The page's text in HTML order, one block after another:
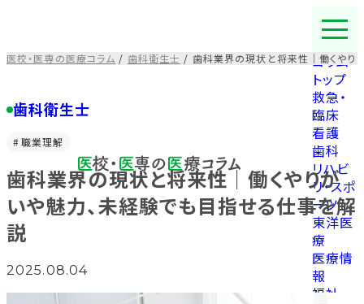
テ
ン
を
ス
キ
プ
す
る
コラム
トップ
救急・
臨床
看護
歯科
リハビ
リ・スポ
ーツ
東洋医
療
医療情
報
福祉
医校・医専の医療コラム / 歯科衛生士 / 歯科業界の現状と将来性｜働くやり
歯科衛生士
職業理解
歯科業界の現状と将来性｜働くやりが
いや魅力、未経験でも目指せる仕事を解
説
2025.08.04